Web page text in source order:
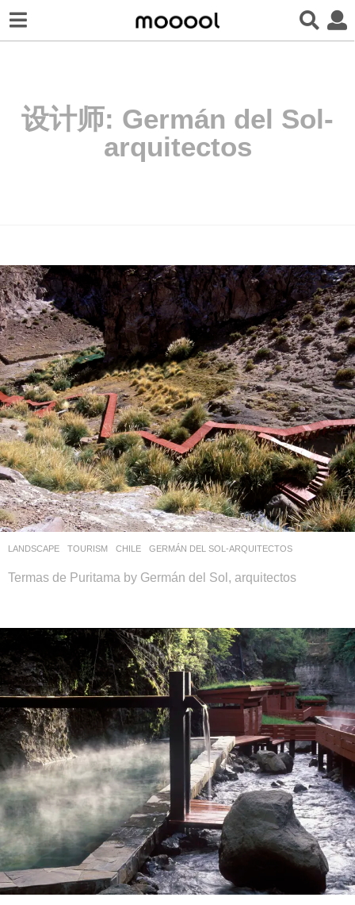
设计师: Germán del Sol-
arquitectos
LANDSCAPE TOURISM CHILE GERMÁN DEL SOL-ARQUITECTOS
Termas de Puritama by Germán del Sol, arquitectos